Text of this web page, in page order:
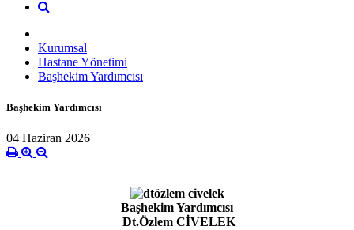
Kurumsal
Hastane Yönetimi
Başhekim Yardımcısı
Başhekim Yardımcısı
04 Haziran 2026
Başhekim Yardımcısı
Dt.Özlem CİVELEK